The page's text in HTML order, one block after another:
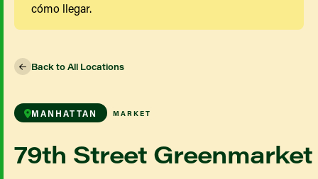
cómo llegar.
Back to All Locations
MANHATTAN MARKET
79th Street Greenmarket